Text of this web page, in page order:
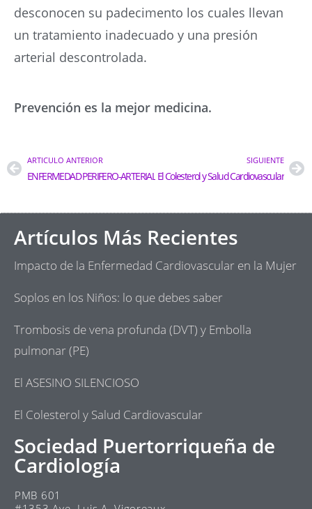
desconocen su padecimento los cuales llevan
un tratamiento inadecuado y una presión
arterial descontrolada.
Prevención es la mejor medicina.
ARTICULO ANTERIOR
ENFERMEDAD PERIFERO-ARTERIAL
SIGUIENTE
El Colesterol y Salud Cardiovascular
Artículos Más Recientes
Impacto de la Enfermedad Cardiovascular en la Mujer
Soplos en los Niños: lo que debes saber
Trombosis de vena profunda (DVT) y Embolla
pulmonar (PE)
El ASESINO SILENCIOSO
El Colesterol y Salud Cardiovascular
Sociedad Puertorriqueña de
Cardiología
PMB 601